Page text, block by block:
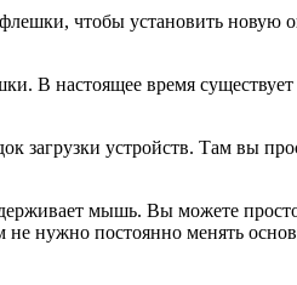
чтобы установить
В настоящее время
устройств. Там вы
мышь. Вы можете
нужно постоянно менять